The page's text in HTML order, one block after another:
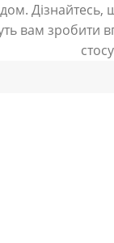
Дізнайтесь,
вам зробити